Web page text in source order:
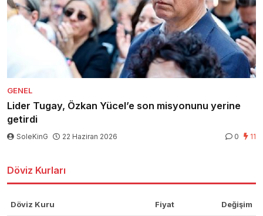
GENEL
Lider Tugay, Özkan Yücel’e son misyonunu yerine
getirdi
SoleKinG 22 Haziran 2026 0 11
Döviz Kurları
Döviz Kuru Fiyat Değişim